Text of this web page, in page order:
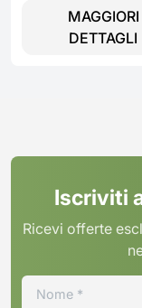
MAGGIORI
DETTAGLI
Iscriviti
Ricevi offerte